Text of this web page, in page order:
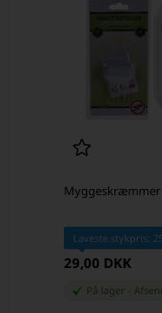
Myggeskræmmer
Laveste stykpris:
29,00 DKK
På lager